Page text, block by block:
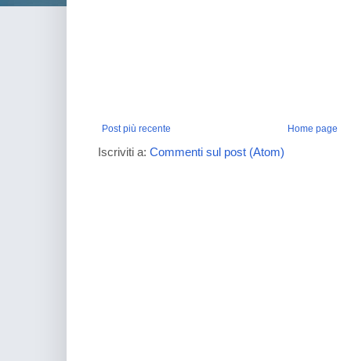
Post più recente Home page
Iscriviti a: Commenti sul post (Atom)